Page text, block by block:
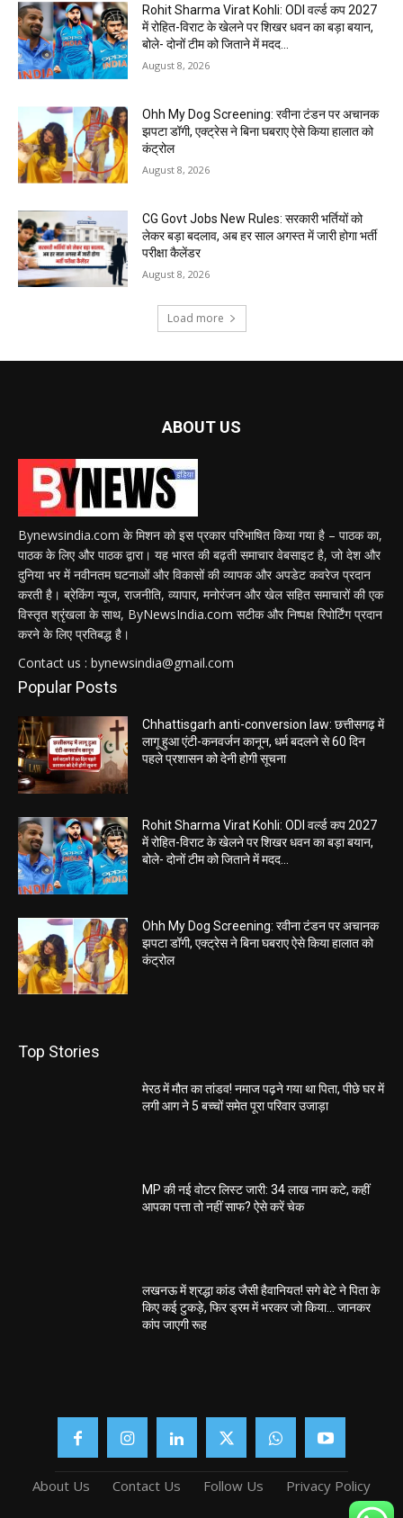
Rohit Sharma Virat Kohli: ODI वर्ल्ड कप 2027
में रोहित-विराट के खेलने पर शिखर धवन का बड़ा बयान,
बोले- दोनों टीम को जिताने में मदद...
August 8, 2026
Ohh My Dog Screening: रवीना टंडन पर अचानक
झपटा डॉगी, एक्ट्रेस ने बिना घबराए ऐसे किया हालात को
कंट्रोल
August 8, 2026
CG Govt Jobs New Rules: सरकारी भर्तियों को
लेकर बड़ा बदलाव, अब हर साल अगस्त में जारी होगा भर्ती
परीक्षा कैलेंडर
August 8, 2026
Load more
ABOUT US
Bynewsindia.com के मिशन को इस प्रकार परिभाषित किया गया है – पाठक का,
पाठक के लिए और पाठक द्वारा। यह भारत की बढ़ती समाचार वेबसाइट है, जो देश और
दुनिया भर में नवीनतम घटनाओं और विकासों की व्यापक और अपडेट कवरेज प्रदान
करती है। ब्रेकिंग न्यूज, राजनीति, व्यापार, मनोरंजन और खेल सहित समाचारों की एक
विस्तृत श्रृंखला के साथ, ByNewsIndia.com सटीक और निष्पक्ष रिपोर्टिंग प्रदान
करने के लिए प्रतिबद्ध है।
Contact us : bynewsindia@gmail.com
Popular Posts
Chhattisgarh anti-conversion law: छत्तीसगढ़ में
लागू हुआ एंटी-कनवर्जन कानून, धर्म बदलने से 60 दिन
पहले प्रशासन को देनी होगी सूचना
Rohit Sharma Virat Kohli: ODI वर्ल्ड कप 2027
में रोहित-विराट के खेलने पर शिखर धवन का बड़ा बयान,
बोले- दोनों टीम को जिताने में मदद...
Ohh My Dog Screening: रवीना टंडन पर अचानक
झपटा डॉगी, एक्ट्रेस ने बिना घबराए ऐसे किया हालात को
कंट्रोल
Top Stories
मेरठ में मौत का तांडव! नमाज पढ़ने गया था पिता, पीछे घर में
लगी आग ने 5 बच्चों समेत पूरा परिवार उजाड़ा
MP की नई वोटर लिस्ट जारी: 34 लाख नाम कटे, कहीं
आपका पत्ता तो नहीं साफ? ऐसे करें चेक
लखनऊ में श्रद्धा कांड जैसी हैवानियत! सगे बेटे ने पिता के
किए कई टुकड़े, फिर ड्रम में भरकर जो किया… जानकर
कांप जाएगी रूह
About Us Contact Us Follow Us Privacy Policy